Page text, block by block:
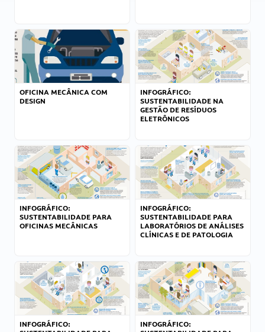
OFICINA MECÂNICA COM
DESIGN
INFOGRÁFICO:
SUSTENTABILIDADE NA
GESTÃO DE RESÍDUOS
ELETRÔNICOS
INFOGRÁFICO:
SUSTENTABILIDADE PARA
OFICINAS MECÂNICAS
INFOGRÁFICO:
SUSTENTABILIDADE PARA
LABORATÓRIOS DE ANÁLISES
CLÍNICAS E DE PATOLOGIA
INFOGRÁFICO:
INFOGRÁFICO: